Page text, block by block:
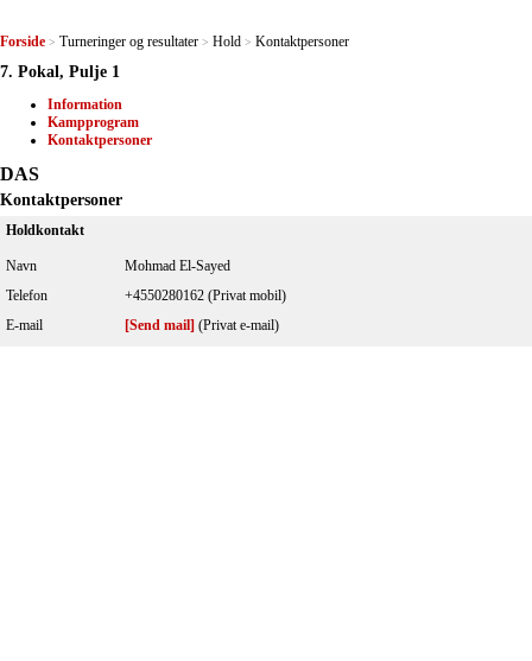
Forside > Turneringer og resultater > Hold > Kontaktpersoner
7. Pokal, Pulje 1
Information
Kampprogram
Kontaktpersoner
DAS
Kontaktpersoner
Holdkontakt
Navn
Mohmad El-Sayed
Telefon
+4550280162 (Privat mobil)
E-mail
[Send mail] (Privat e-mail)